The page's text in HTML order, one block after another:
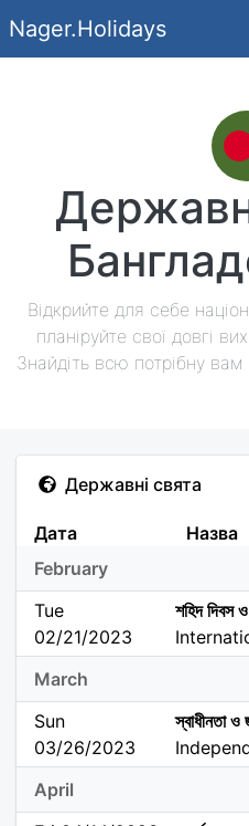
Nager.Holidays
Відкрийте для себе
планіруйте свої довгі
Знайдіть всю потрібну
Державні свята
Дата
Назва
February
Tue
02/21/2023
শহিদ দিবস
March
Sun
03/26/2023
স্বাধীনতা ও
April